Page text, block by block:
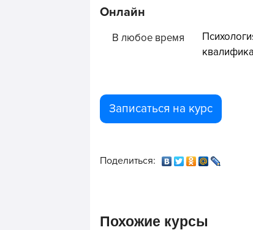
Онлайн
В любое время
Записаться на курс
Поделиться:
Похожие курсы